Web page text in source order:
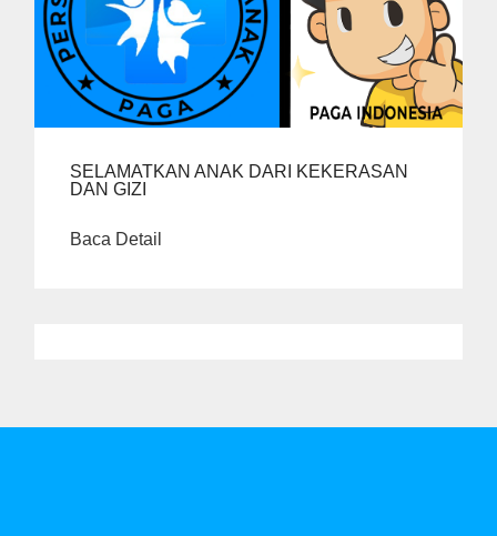
SELAMATKAN ANAK DARI KEKERASAN
DAN GIZI
Baca Detail